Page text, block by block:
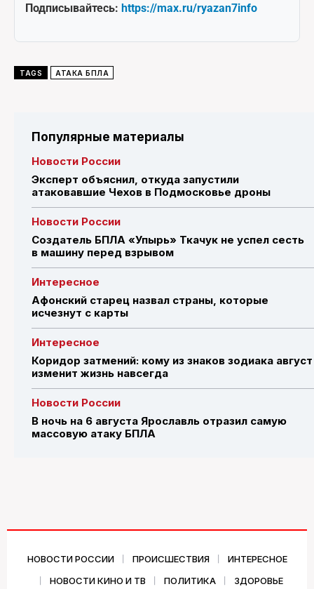
Подписывайтесь: https://max.ru/ryazan7info
TAGS АТАКА БПЛА
Популярные материалы
Новости России
Эксперт объяснил, откуда запустили
атаковавшие Чехов в Подмосковье дроны
Новости России
Создатель БПЛА «Упырь» Ткачук не успел сесть
в машину перед взрывом
Интересное
Афонский старец назвал страны, которые
исчезнут с карты
Интересное
Коридор затмений: кому из знаков зодиака август
изменит жизнь навсегда
Новости России
В ночь на 6 августа Ярославль отразил самую
массовую атаку БПЛА
НОВОСТИ РОССИИ ПРОИСШЕСТВИЯ
ИНТЕРЕСНОЕ
НОВОСТИ КИНО И ТВ
ПОЛИТИКА ЗДОРОВЬЕ